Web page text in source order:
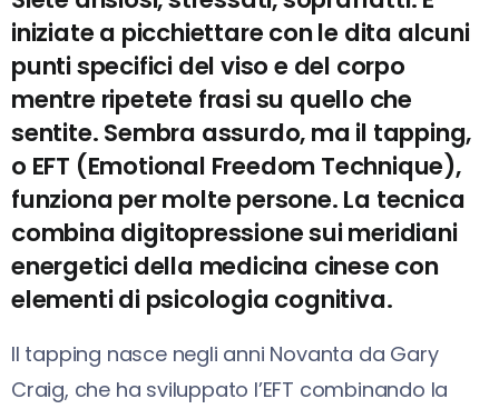
iniziate a picchiettare con le dita alcuni
punti specifici del viso e del corpo
mentre ripetete frasi su quello che
sentite. Sembra assurdo, ma il tapping,
o EFT (Emotional Freedom Technique),
funziona per molte persone. La tecnica
combina digitopressione sui meridiani
energetici della medicina cinese con
elementi di psicologia cognitiva.
Il tapping nasce negli anni Novanta da Gary
Craig, che ha sviluppato l’EFT combinando la